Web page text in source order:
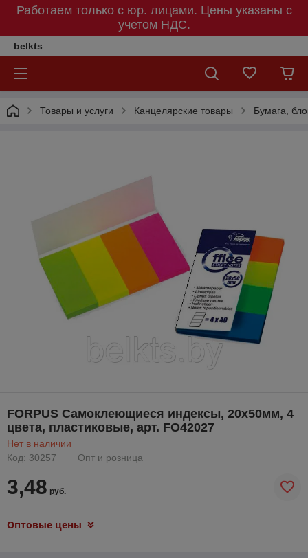
Работаем только с юр. лицами. Цены указаны c
учетом НДС.
belkts
Товары и услуги Канцелярские товары Бумага,
FORPUS Самоклеющиеся индексы, 20х50мм, 4
цвета, пластиковые, арт. FO42027
Нет в наличии
Код: 30257
Опт и розница
3,48 руб.
Оптовые цены